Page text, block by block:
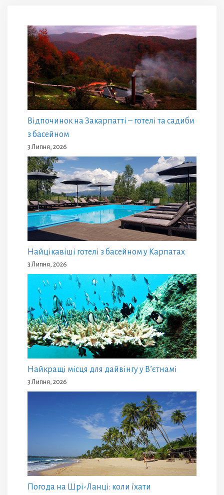
Відпочинок на Закарпатті – готелі та садиби
з басейном
3 Липня, 2026
Найцікавіші готелі з басейном у Карпатах
3 Липня, 2026
Найкращі місця для дайвінгу у В’єтнамі
3 Липня, 2026
Погода на Шрі-Ланці: коли їхати